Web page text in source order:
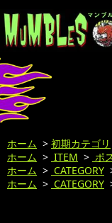
ホーム > 初期カテゴリ
ホーム > ITEM > ポ
ホーム > CATEGORY
ホーム > CATEGORY